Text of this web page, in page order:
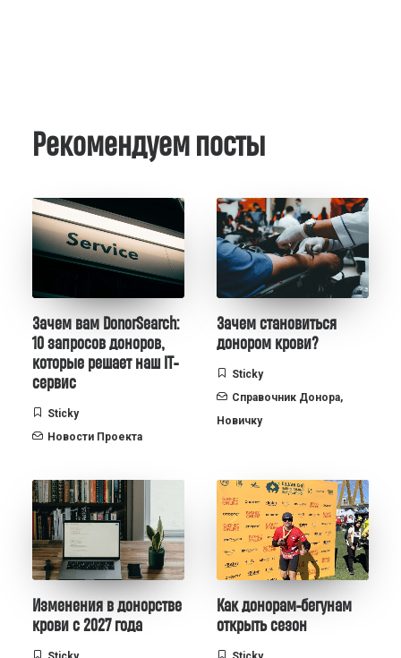
Рекомендуем посты
Зачем вам DonorSearch:
10 запросов доноров,
которые решает наш IT-
сервис
Sticky
Новости Проекта
Зачем становиться
донором крови?
Sticky
Справочник Донора,
Новичку
Изменения в донорстве
крови с 2027 года
Как донорам-бегунам
открыть сезон